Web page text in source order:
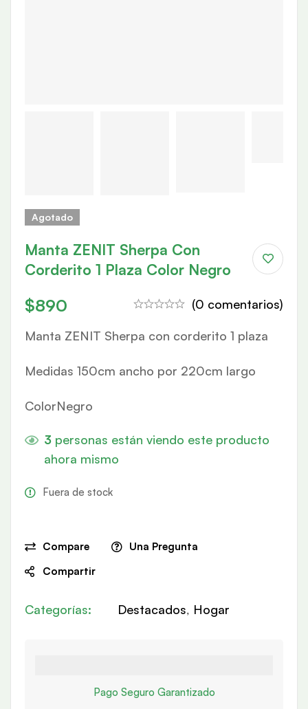
Agotado
Manta ZENIT Sherpa Con
Corderito 1 Plaza Color Negro
$890 (0 comentarios)
Manta ZENIT Sherpa con corderito 1 plaza
Medidas 150cm ancho por 220cm largo
ColorNegro
3 personas están viendo este producto
ahora mismo
Fuera de stock
Compare
Una Pregunta
Compartir
Categorías: Destacados, Hogar
Pago Seguro Garantizado